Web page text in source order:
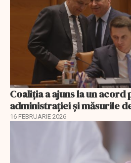
Coaliția a ajuns la un
administrației și măsurile
16 FEBRUARIE 2026